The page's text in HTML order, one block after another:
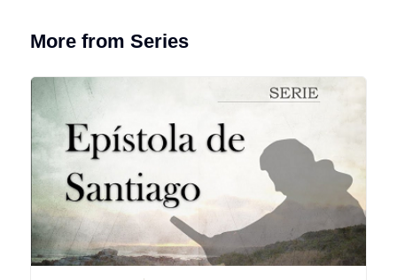
More from Series